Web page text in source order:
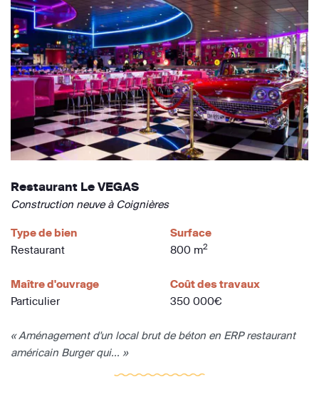
Restaurant Le VEGAS
Construction neuve à Coignières
Type de bien
Restaurant
Surface
800 m2
Maître d'ouvrage
Particulier
Coût des travaux
350 000€
« Aménagement d'un local brut de béton en ERP restaurant
américain Burger qui... »